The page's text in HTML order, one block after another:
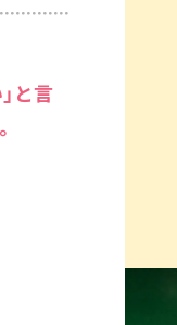
と言